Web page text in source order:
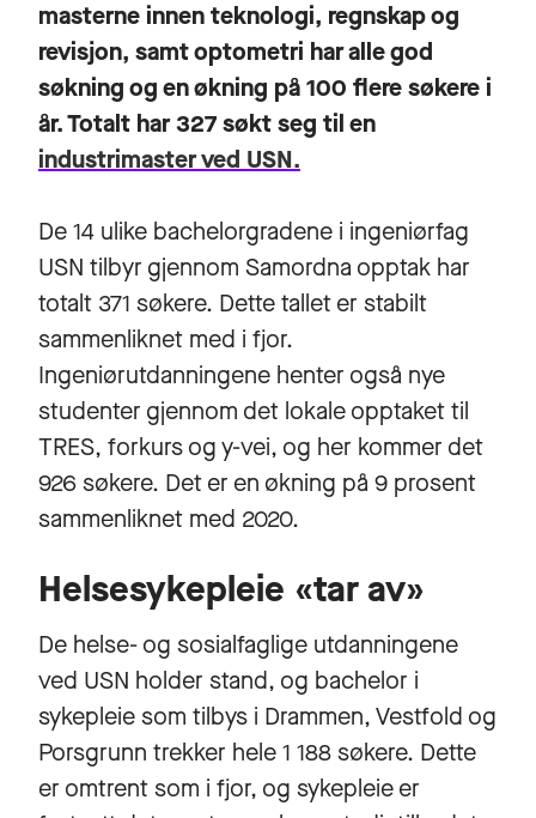
masterne innen teknologi, regnskap og
revisjon, samt optometri har alle god
søkning og en økning på 100 flere søkere i
år. Totalt har 327 søkt seg til en
industrimaster ved USN.
De 14 ulike bachelorgradene i ingeniørfag
USN tilbyr gjennom Samordna opptak har
totalt 371 søkere. Dette tallet er stabilt
sammenliknet med i fjor.
Ingeniørutdanningene henter også nye
studenter gjennom det lokale opptaket til
TRES, forkurs og y-vei, og her kommer det
926 søkere. Det er en økning på 9 prosent
sammenliknet med 2020.
Helsesykepleie «tar av»
De helse- og sosialfaglige utdanningene
ved USN holder stand, og bachelor i
sykepleie som tilbys i Drammen, Vestfold og
Porsgrunn trekker hele 1 188 søkere. Dette
er omtrent som i fjor, og sykepleie er